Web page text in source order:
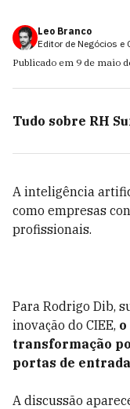
Leo Branco
Editor de Negócios e
Publicado em 9 de maio
Tudo sobre RH
A inteligência
como empresas
profissionais.
Para Rodrigo Dib,
inovação do CIEE,
transformação
portas de
A discussão